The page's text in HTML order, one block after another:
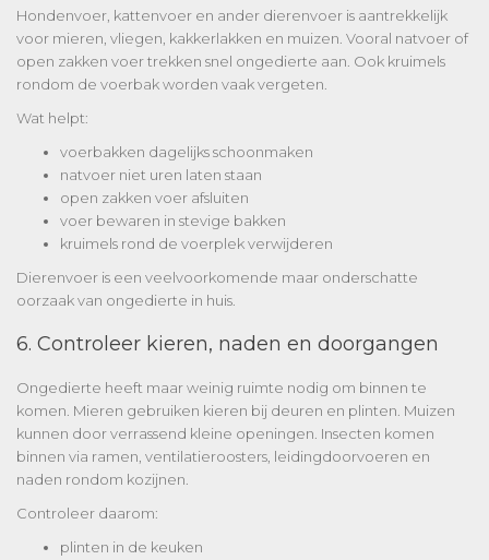
Hondenvoer, kattenvoer en ander dierenvoer is aantrekkelijk
voor mieren, vliegen, kakkerlakken en muizen. Vooral natvoer of
open zakken voer trekken snel ongedierte aan. Ook kruimels
rondom de voerbak worden vaak vergeten.
Wat helpt:
voerbakken dagelijks schoonmaken
natvoer niet uren laten staan
open zakken voer afsluiten
voer bewaren in stevige bakken
kruimels rond de voerplek verwijderen
Dierenvoer is een veelvoorkomende maar onderschatte
oorzaak van ongedierte in huis.
6. Controleer kieren, naden en doorgangen
Ongedierte heeft maar weinig ruimte nodig om binnen te
komen. Mieren gebruiken kieren bij deuren en plinten. Muizen
kunnen door verrassend kleine openingen. Insecten komen
binnen via ramen, ventilatieroosters, leidingdoorvoeren en
naden rondom kozijnen.
Controleer daarom:
plinten in de keuken